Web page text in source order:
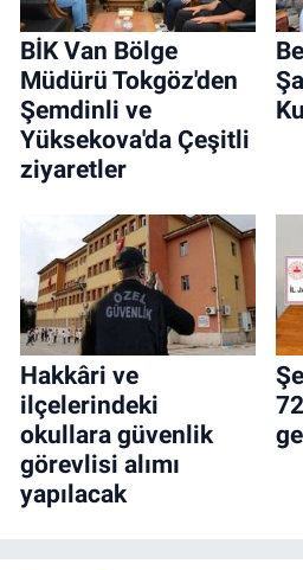
BİK Van Bölge
Müdürü Tokgöz'den
Şemdinli ve
Yüksekova'da Çeşitli
ziyaretler
Hakkâri ve
ilçelerindeki
okullara güvenlik
görevlisi alımı
yapılacak